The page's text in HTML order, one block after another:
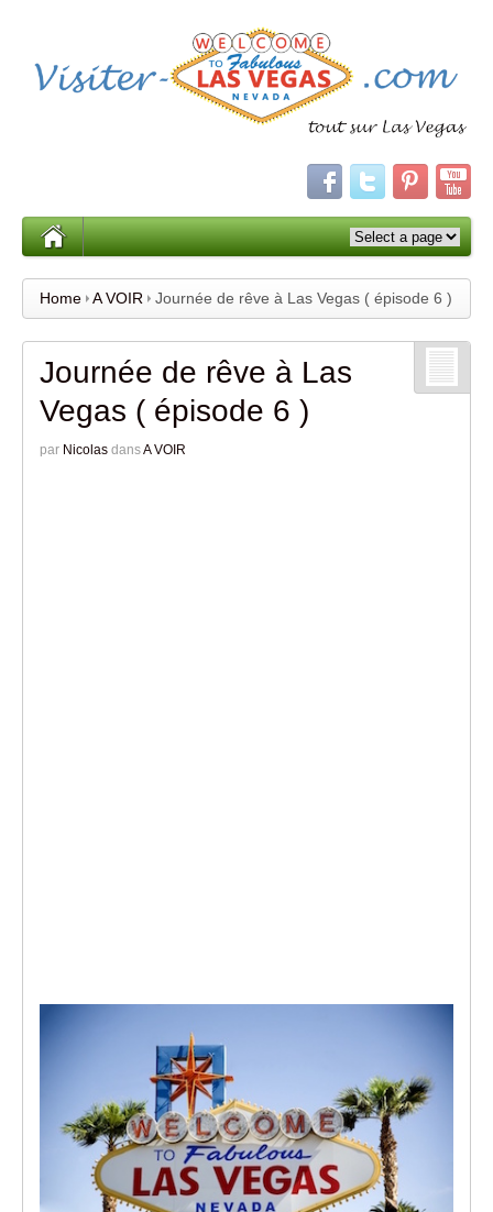
Home A VOIR Journée de rêve à Las Vegas ( épisode 6 )
Journée de rêve à Las
Vegas ( épisode 6 )
par Nicolas dansA VOIR